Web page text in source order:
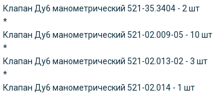
Клапан Ду6 манометрический 521-35.3404 - 2 шт
*
Клапан Ду6 манометрический 521-02.009-05 - 10 шт
*
Клапан Ду6 манометрический 521-02.013-02 - 3 шт
*
Клапан Ду6 манометрический 521-02.014 - 1 шт